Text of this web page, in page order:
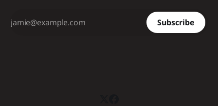
的經驗，以及十多年來輔導超過三百個團隊的創投實務，共同
研發出一套能在兩天內（十小時）
Subscribe